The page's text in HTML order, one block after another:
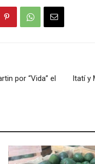
por “Vida” el
Itatí y